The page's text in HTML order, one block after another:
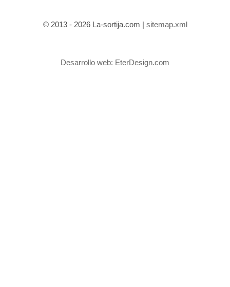
© 2013 - 2026 La-sortija.com | sitemap.xml
Desarrollo web: EterDesign.com